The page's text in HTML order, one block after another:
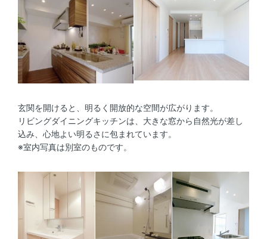
玄関を開けると、明るく開放的な空間が広がります。
リビングダイニングキッチンは、大きな窓から自然光が差し
込み、心地よい明るさに包まれています。
※室内写真は別室のものです。